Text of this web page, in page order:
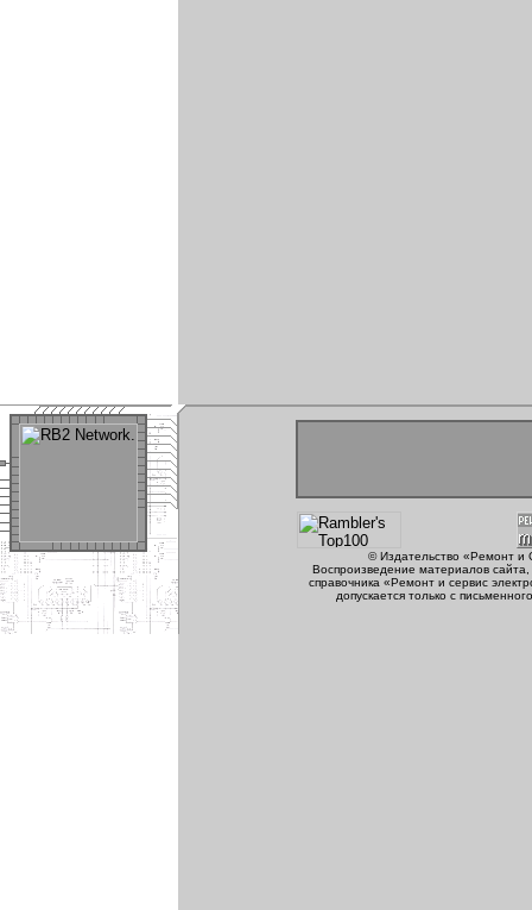
© Издательство «Ремонт
Воспроизведение материалов
справочника «Ремонт и сервис
допускается только с